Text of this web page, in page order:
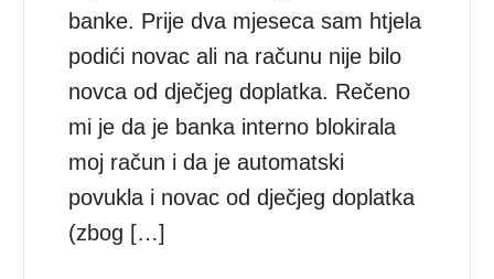
banke. Prije dva mjeseca sam htjela
podići novac ali na računu nije bilo
novca od dječjeg doplatka. Rečeno
mi je da je banka interno blokirala
moj račun i da je automatski
povukla i novac od dječjeg doplatka
(zbog […]